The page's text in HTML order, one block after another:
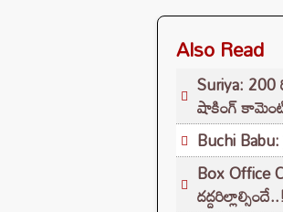
Also Read
Suriya: 200
షాకింగ్
Buchi
Box
దద్దరిల్లాల్సిందే..!